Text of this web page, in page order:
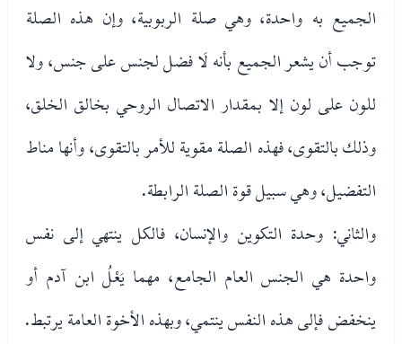
الجميع به واحدة، وهي صلة الربوبية، وإن هذه الصلة
توجب أن يشعر الجميع بأنه لَا فضل لجنس على جنس، ولا
للون على لون إلا بمقدار الاتصال الروحي بخالق الخلق،
وذلك بالتقوى، فهذه الصلة مقوية للأمر بالتقوى، وأنها مناط
التفضيل، وهي سبيل قوة الصلة الرابطة.
والثاني: وحدة التكوين والإنسان، فالكل ينتهي إلى نفس
واحدة هي الجنس العام الجامع، مهما يَعْلُ ابن آدم أو
ينخفض فإلى هذه النفس ينتمي، وبهذه الأخوة العامة يرتبط.